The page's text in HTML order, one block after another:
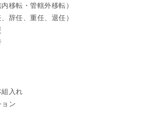
移転・管轄外移転）
辞任、重任、退任）
組入れ
ョン